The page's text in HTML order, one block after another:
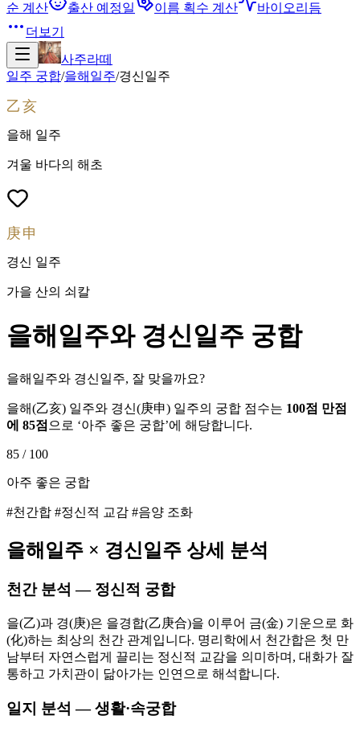
순 계산
출산 예정일 이름 획수 계산
바이오리듬
더보기
사주라떼
일주 궁합/을해 일주/경신일주
乙亥
을해 일주
겨울 바다의 해초
庚申
경신 일주
가을 산의 쇠칼
을해일주와 경신일주 궁합
을해일주와 경신일주, 잘 맞을까요?
을해(乙亥) 일주와 경신(庚申) 일주의 궁합 점수는 100점 만점
에 85점 으로 ‘아주 좋은 궁합’에 해당합니다.
85 / 100
아주 좋은 궁합
#천간합 #정신적 교감 #음양 조화
을해 일주 × 경신일주 상세 분석
천간 분석 — 정신적 궁합
을(乙)과 경(庚)은 을경합(乙庚合)을 이루어 금(金) 기운으로 화
(化)하는 최상의 천간 관계입니다. 명리학에서 천간합은 첫 만
남부터 자연스럽게 끌리는 정신적 교감을 의미하며, 대화가 잘
통하고 가치관이 닮아가는 인연으로 해석합니다.
일지 분석 — 생활·속궁합